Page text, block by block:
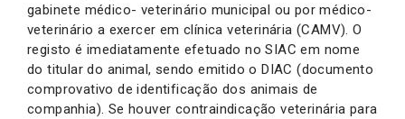
gabinete médico- veterinário municipal ou por médico-
veterinário a exercer em clínica veterinária (CAMV). O
registo é imediatamente efetuado no SIAC em nome
do titular do animal, sendo emitido o DIAC (documento
comprovativo de identificação dos animais de
companhia). Se houver contraindicação veterinária para